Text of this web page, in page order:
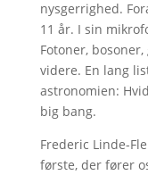
nysgerrighed.
11 år. I sin
Fotoner,
videre. En lang
astronomien:
big bang.
Frederic Linde-
første, der fører